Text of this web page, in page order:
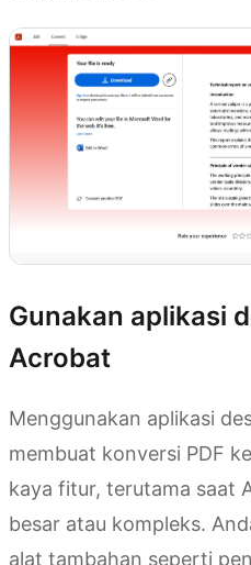
Gunakan aplikasi
Acrobat
Menggunakan aplikasi
membuat konversi PDF
kaya fitur, terutama saat
besar atau kompleks.
alat tambahan seperti